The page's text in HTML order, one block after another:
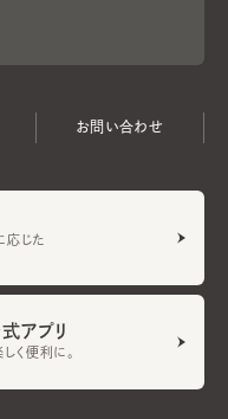
お問い合わせ
応じた
アプリ
く便利に。